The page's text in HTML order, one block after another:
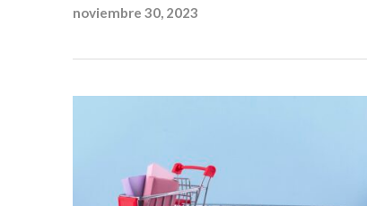
noviembre 30, 2023